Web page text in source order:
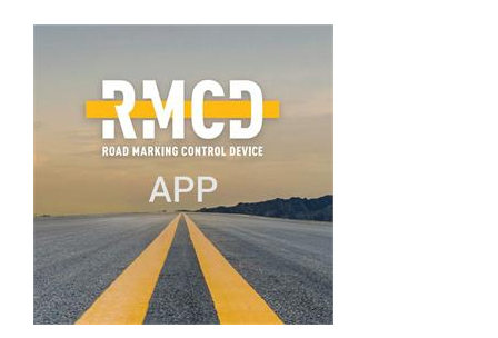
label! - For din personlige
merkemaskiner eller forhandler